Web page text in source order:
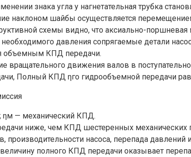
знака угла у нагнетательная трубка
наклоном шайбы осуществляется
схемы видно, что аксиально-
давления сопрягаемые детали
объемным КПД передачи.
вращательного движения валов в
Полный КПД ηго гидрообъемной передачи
— механический КПД.
ниже, чем КПД шестеренных механических
производительности насоса, перепада давлений
полного КПД передачи оказывает